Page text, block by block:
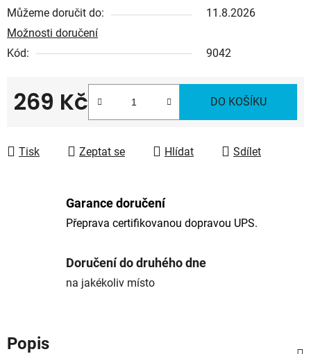
Můžeme doručit do:
11.8.2026
Možnosti doručení
Kód:
9042
269 Kč DO KOŠÍKU
Tisk Zeptat se Hlídat Sdílet
Garance doručení
Přeprava certifikovanou dopravou UPS.
Doručení do druhého dne
na jakékoliv místo
Popis